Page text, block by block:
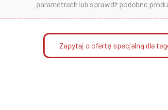
parametrach lub sprawdź podobne
Zapytaj o ofertę specjalną dla